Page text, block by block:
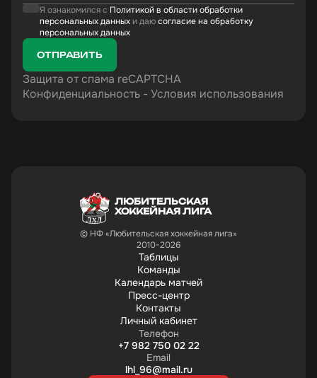
Я ознакомился с Политикой в области обработки
персональных данных и даюсогласие на обработку
персональных данных
ОТПРАВИТЬ
Защита от спама reCAPTCHA
Конфиденциальность - Условия использования
ЛЮБИТЕЛЬСКАЯ
ХОККЕЙНАЯ ЛИГА
© НФ «Любительская хоккейная лига»
2010-2026
Таблицы
Команды
Календарь матчей
Пресс-центр
Контакты
Личный кабинет
Телефон
+7 982 750 02 22
Email
lhl_96@mail.ru